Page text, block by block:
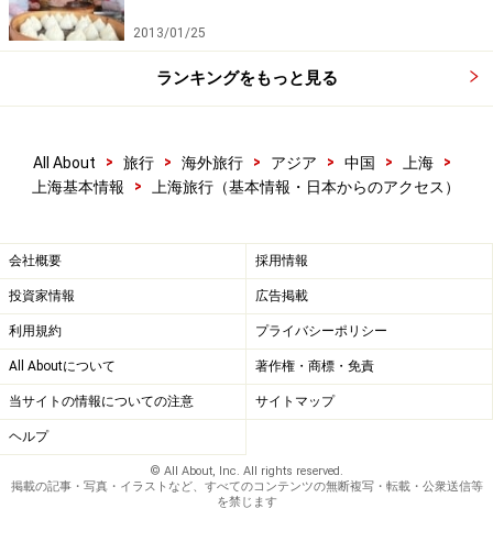
2013/01/25
ランキングをもっと見る
All About > 旅行 > 海外旅行 > アジア > 中国 > 上海
>
上海基本情報
> 上海旅行（基本情報・日本からのアクセス）
会社概要 採用情報
投資家情報 広告掲載
利用規約 プライバシーポリシー
All Aboutについて 著作権・商標・免責
当サイトの情報についての注意 サイトマップ
ヘルプ
© All About, Inc. All rights reserved.
掲載の記事・写真・イラストなど、すべてのコンテンツの無断複写・転載・公衆送信等
を禁じます